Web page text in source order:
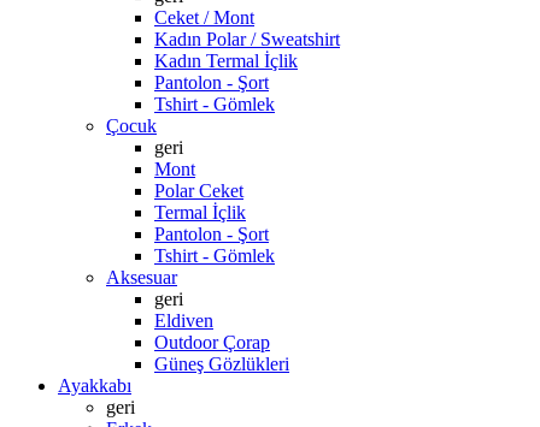
Ceket / Mont
Kadın Polar / Sweatshirt
Kadın Termal İçlik
Pantolon - Şort
Tshirt - Gömlek
Çocuk
geri
Mont
Polar Ceket
Termal İçlik
Pantolon - Şort
Tshirt - Gömlek
Aksesuar
geri
Eldiven
Outdoor Çorap
Güneş Gözlükleri
Ayakkabı
geri